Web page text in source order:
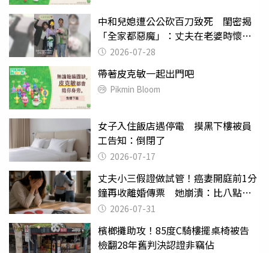
中和兒媳遭公公砍百刀致死 閨密揭
「全家都惡魔」：丈夫在老婆時懷孕
摔東西
2026-07-28
帶著皮克敏一起出門吧
Pikmin Bloom
女子入住飯店遇停電 摸黑下樓被員
工告知：倒閉了
2026-07-17
丈夫小三假證做試管！癌妻開庭前1分
鐘再收離婚傳票 她崩潰：比八點檔
還扯2026-07-31
檳榔攤助攻！85度C騎樓擺桌椅被告
檢翻28年舊判決認證非竊佔